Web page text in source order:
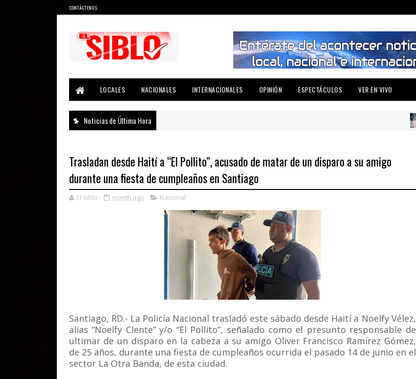
CONTÁCTENOS:
LOCALES
NACIONALES INTERNACIONALES OPINIÓN ESPECTÁCULOS VER EN VIVO
Noticias de Última Hora
Trasladan desde Haití a “El Pollito”, acusado de matar de un disparo a su amigo
durante una fiesta de cumpleaños en Santiago
El Siblo month ago Nacional
Santiago, RD.- La Policía Nacional trasladó este sábado desde Haití a Noelfy Vélez,
alias “Noelfy Clente” y/o “El Pollito”, señalado como el presunto responsable de
ultimar de un disparo en la cabeza a su amigo Oliver Francisco Ramírez Gómez,
de 25 años, durante una fiesta de cumpleaños ocurrida el pasado 14 de junio en el
sector La Otra Banda, de esta ciudad.